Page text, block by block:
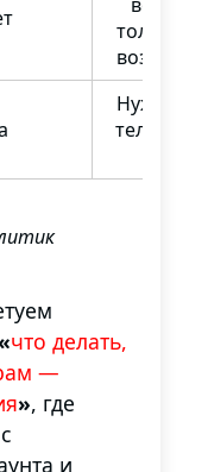
только
возврата
Нужен
что делать,
—
», где
и